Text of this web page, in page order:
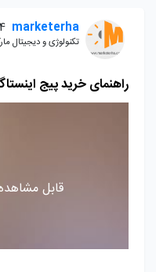
marketerha 4 سال پیش
تکنولوژی و دیجیتال
راهنمای خرید پیج
قابل